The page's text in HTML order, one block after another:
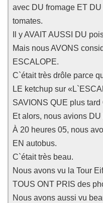
avec DU fromage ET
tomates.
Il y AVAIT AUSSI DU
Mais nous AVONS
ESCALOPE.
C`était très drôle parce
LE ketchup sur
SAVIONS QUE plus
Et alors, nous avions
À 20 heures 05, nous
EN autobus.
C`était très beau.
Nous avons vu la Tour
TOUS ONT PRIS des
Nous avons aussi vu